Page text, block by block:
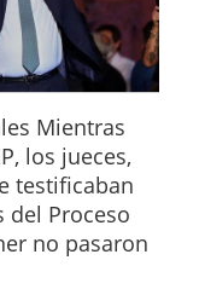
Mientras
los jueces,
testificaban
del Proceso
no pasaron